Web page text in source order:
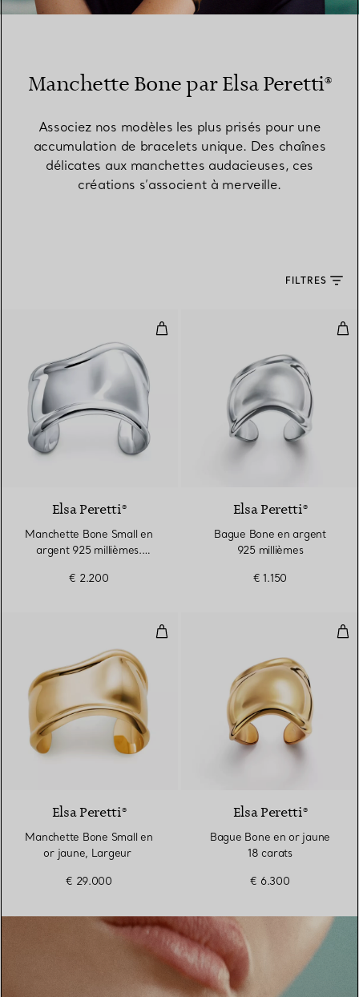
Manchette Bone par Elsa Peretti®
Associez nos modèles les plus prisés pour une
accumulation de bracelets unique. Des chaînes
délicates aux manchettes audacieuses, ces
créations s’associent à merveille.
FILTRES
Manchette Bone Small en
Elsa Peretti®
Manchette Bone Small en
argent 925 millièmes.
€ 2.200
Elsa Peretti®
Bague Bone en argent
925 millièmes
€ 1.150
Manchette Bone Small en or
Elsa Peretti®
Manchette Bone Small en
or jaune, Largeur
€ 29.000
Elsa Peretti®
Bague Bone en or jaune
18 carats
€ 6.300